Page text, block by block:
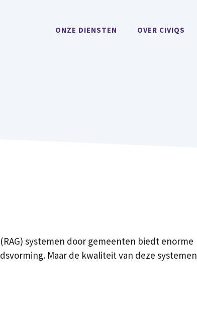
ONZE DIENSTEN OVER CIVIQS
systemen door gemeenten biedt enorme
Maar de kwaliteit van deze systemen